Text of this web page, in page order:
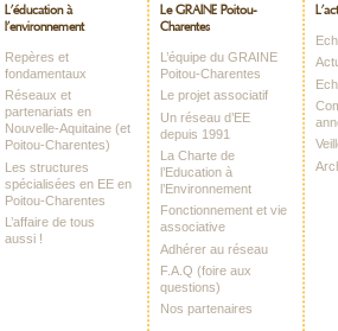
L’éducation à
l’environnement
Repères et
fondamentaux
Réseaux et
partenariats en
Nouvelle-Aquitaine (et
Poitou-Charentes)
Les structures
spécialisées en EE en
Poitou-Charentes
L’affaire de tous
aussi !
Le GRAINE Poitou-
Charentes
L’équipe du GRAINE
Poitou-Charentes
Le projet associatif
Un réseau d’EE
depuis 1991
La Charte de
l’Education à
l’Environnement
Fonctionnement et vie
associative
Adhérer au réseau
F.A.Q (foire aux
questions)
Nos partenaires